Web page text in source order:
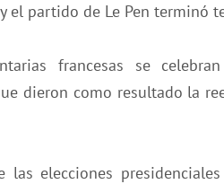
el partido de Le Pen terminó
francesas se
dieron como resultado la
las elecciones